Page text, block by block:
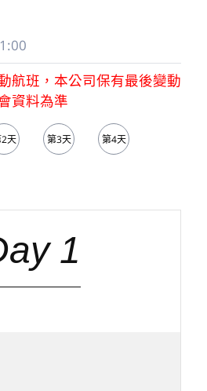
航班，本公司保有最後變動
資料為準
天 第3天 第4天
1